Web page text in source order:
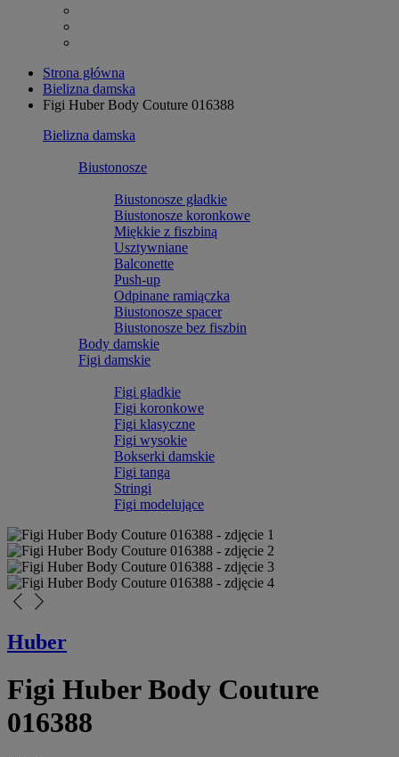
Strona główna
Bielizna damska
Figi Huber Body Couture 016388
Bielizna damska
Biustonosze
Biustonosze gładkie
Biustonosze koronkowe
Miękkie z fiszbiną
Usztywniane
Balconette
Push-up
Odpinane ramiączka
Biustonosze spacer
Biustonosze bez fiszbin
Body damskie
Figi damskie
Figi gładkie
Figi koronkowe
Figi klasyczne
Figi wysokie
Bokserki damskie
Figi tanga
Stringi
Figi modelujące
arrow_back_ios_new arrow_forward_ios
Huber
Figi Huber Body Couture
016388